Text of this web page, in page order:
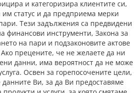
и категоризира клиентите си,
статус и да предприема мерки
Тези задължения са предвидени
финансови инструменти, Закона за
на пари и подзаконовите актове
прецените, че не желаете да ни
данни, има вероятност да не може
Освен за горепосочените цели,
Ви, за да Ви предоставяме